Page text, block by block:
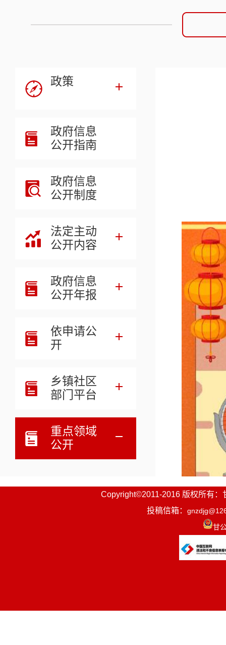
政策
政府信息
公开指南
政府信息
公开制度
法定主动
公开内容
政府信息
公开年报
依申请公
开
乡镇社区
部门平台
重点领域
公开
Copyright©2011-2016 版权所有：
投稿信箱：
甘